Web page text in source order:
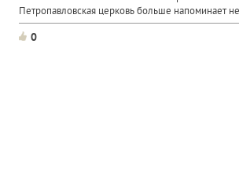
Петропавловская церковь больше напоминает
0